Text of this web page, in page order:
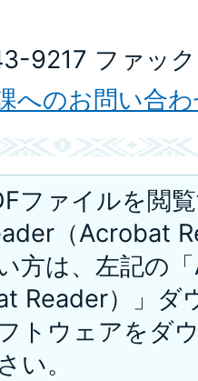
9217 ファッ
へのお問い合
ファイルを閲
（Acrobat
方は、左記の
Reader）」ダ
トウェアをダ
い。